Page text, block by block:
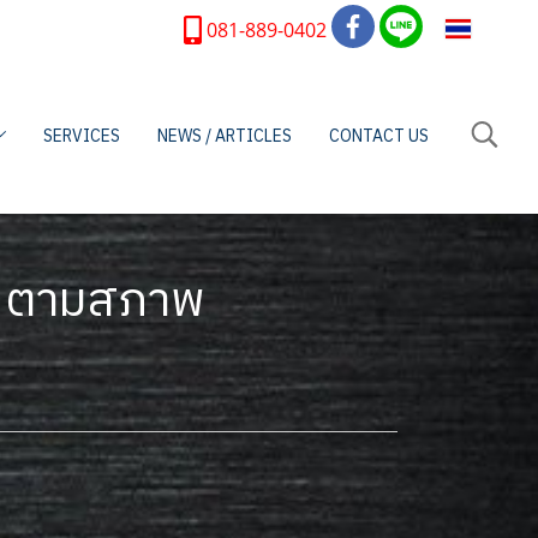
081-889-0402
SERVICES NEWS / ARTICLES CONTACT US
ามสภาพ